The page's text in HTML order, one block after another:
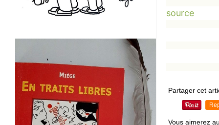
source
Partager cet
Vous aimerez